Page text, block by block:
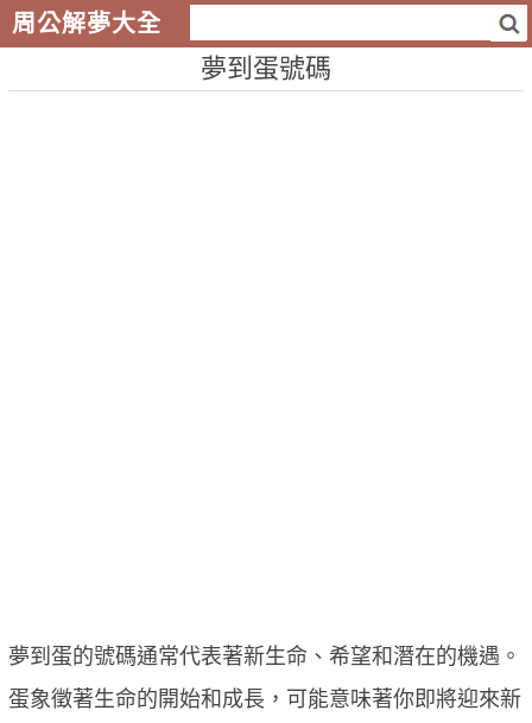
周公解夢大全
夢到蛋號碼
夢到蛋的號碼通常代表著新生命、希望和潛在的機遇。
蛋象徵著生命的開始和成長，可能意味著你即將迎來新